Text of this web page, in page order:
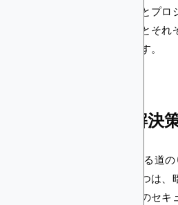
功に貢献します。この成功とプ
するために、プロジェクトとそ
リストすることが不可欠です。
一般的な課題と解決
CoinMarketCapに上場される道
ません。一般的な問題の一つは
ト、取引プラットフォームのセ